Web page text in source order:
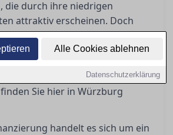
Alle Cookies ablehnen
Datenschutzerklärung
, die durch ihre niedrigen
attraktiv erscheinen. Doch
der Laufzeit? Für wen sind
und welche Risiken
Wenn Sie sich fragen,
am besten zu Ihrer
Sie hier in Würzburg
handelt es sich um ein